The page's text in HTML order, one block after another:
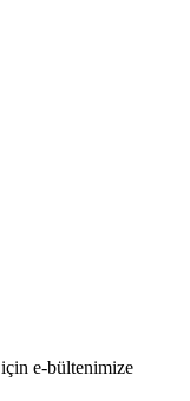
e-bültenimize